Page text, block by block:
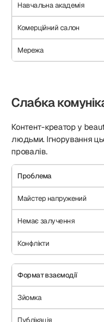
Навчальна академія
Комерційний салон
Мережа
Слабка
Контент-креатор у
людьми. Ігнорування
провалів.
Проблема
Майстер напружений
Немає залучення
Конфлікти
Формат взаємодії
Зйомка
Публікація